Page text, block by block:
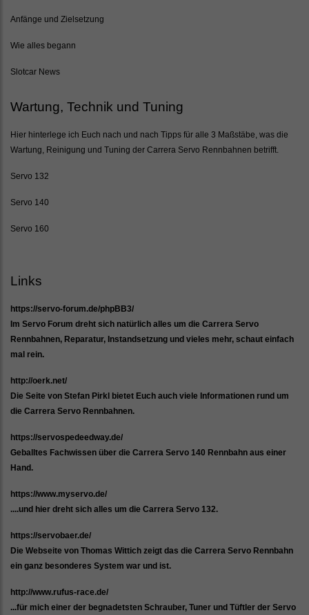
Anfänge und Zielsetzung
Wie alles begann
Slotcar News
Wartung, Technik und Tuning
Hier hinterlege ich Euch nach und nach Tipps für alle 3 Maßstäbe, was die
Wartung, Reinigung und Tuning der Carrera Servo Rennbahnen betrifft.
Servo 132
Servo 140
Servo 160
Links
https://servo-forum.de/phpBB3/
Im Servo Forum dreht sich natürlich alles um die Carrera Servo
Rennbahnen, Reparatur, Instandsetzung und vieles mehr, schaut einfach
mal rein.
http://oerk.net/
Die Seite von Stefan Pirkl bietet Euch auch viele Informationen rund um
die Carrera Servo Rennbahnen.
https://servospedeedway.de/
Geballtes Fachwissen über die Carrera Servo 140 Rennbahn aus einer
Hand.
https://www.myservo.de/
....und hier dreht sich alles um die Carrera Servo 132.
https://servobaer.de/
Die Webseite von Thomas Wittich zeigt das die Carrera Servo Rennbahn
ein ganz besonderes System war und ist.
http://www.rufus-race.de/
...für mich einer der begnadetsten Schrauber, Tuner und Tüftler der Servo